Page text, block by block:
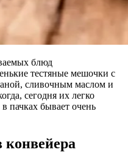
блюд
тестяные мешочки с
сливочным маслом и
сегодня их легко
в пачках бывает очень
конвейера